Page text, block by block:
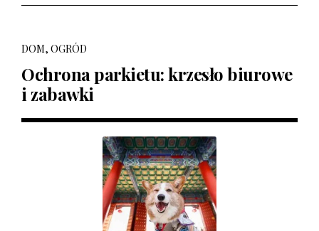
DOM, OGRÓD
Ochrona parkietu: krzesło biurowe
i zabawki